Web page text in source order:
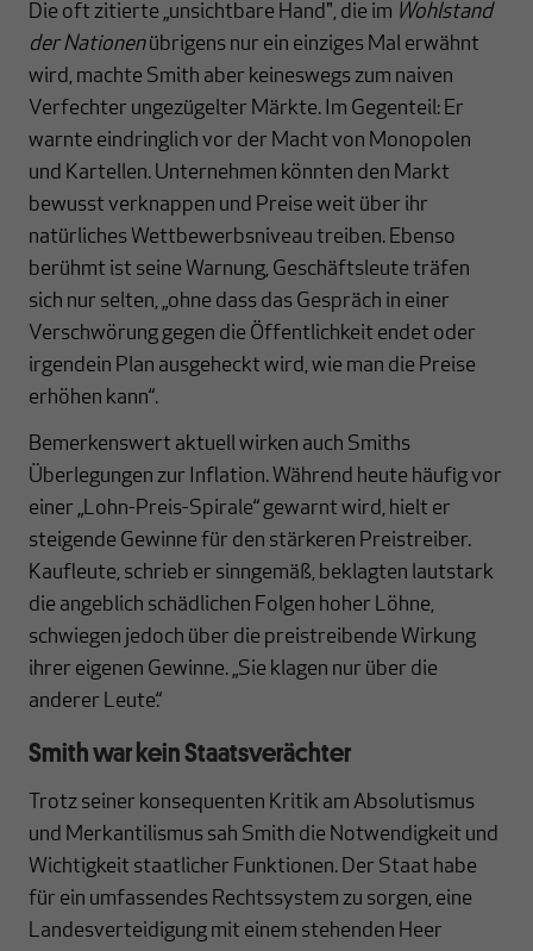
Die oft zitierte „unsichtbare Hand", die im Wohlstand
der Nationenübrigens nur ein einziges Mal erwähnt
wird, machte Smith aber keineswegs zum naiven
Verfechter ungezügelter Märkte. Im Gegenteil: Er
warnte eindringlich vor der Macht von Monopolen
und Kartellen. Unternehmen könnten den Markt
bewusst verknappen und Preise weit über ihr
natürliches Wettbewerbsniveau treiben. Ebenso
berühmt ist seine Warnung, Geschäftsleute träfen
sich nur selten, „ohne dass das Gespräch in einer
Verschwörung gegen die Öffentlichkeit endet oder
irgendein Plan ausgeheckt wird, wie man die Preise
erhöhen kann“.
Bemerkenswert aktuell wirken auch Smiths
Überlegungen zur Inflation. Während heute häufig vor
einer „Lohn-Preis-Spirale“ gewarnt wird, hielt er
steigende Gewinne für den stärkeren Preistreiber.
Kaufleute, schrieb er sinngemäß, beklagten lautstark
die angeblich schädlichen Folgen hoher Löhne,
schwiegen jedoch über die preistreibende Wirkung
ihrer eigenen Gewinne. „Sie klagen nur über die
anderer Leute.“
Smith war kein Staatsverächter
Trotz seiner konsequenten Kritik am Absolutismus
und Merkantilismus sah Smith die Notwendigkeit und
Wichtigkeit staatlicher Funktionen. Der Staat habe
für ein umfassendes Rechtssystem zu sorgen, eine
Landesverteidigung mit einem stehenden Heer